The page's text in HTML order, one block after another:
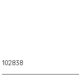
102838